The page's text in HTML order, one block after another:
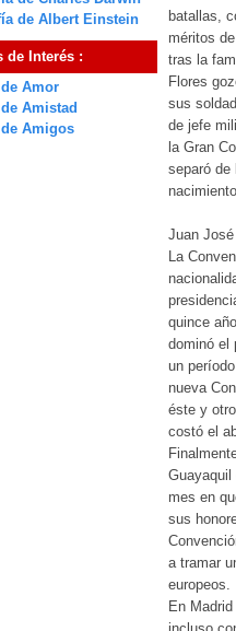
de Albert Einstein
de Interés :
Amor
Amistad
de Amigos
batallas,
méritos
tras la
Flores
sus
de jefe
la Gran
separó de
Juan
La
quince
dominó el
un
nueva
éste y
costó el
mes en
sus
a tramar
europeos.
En